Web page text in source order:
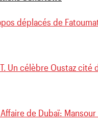
déplacés de
Un célèbre Oustaz cité
Affaire de Dubaï: